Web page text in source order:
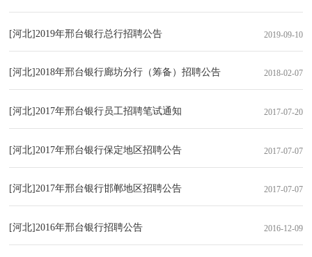
[河北]2019年邢台银行总行招聘公告 2019-09-10
[河北]2018年邢台银行廊坊分行（筹备）招聘公告 2018-02-07
[河北]2017年邢台银行员工招聘笔试通知 2017-07-20
[河北]2017年邢台银行保定地区招聘公告 2017-07-07
[河北]2017年邢台银行邯郸地区招聘公告 2017-07-07
[河北]2016年邢台银行招聘公告 2016-12-09